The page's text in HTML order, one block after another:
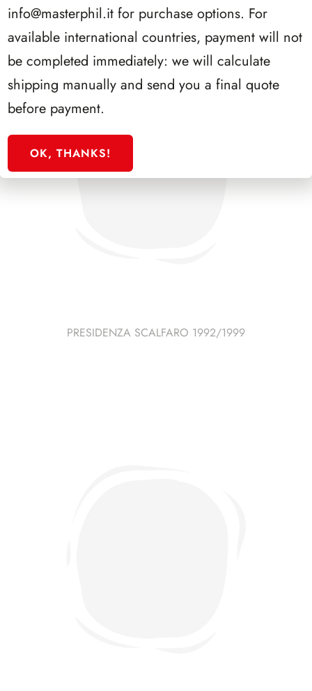
PRESIDENZA SCALFARO 1992/1999
info@masterphil.it for purchase options. For
available international countries, payment will not
be completed immediately: we will calculate
shipping manually and send you a final quote
before payment.
OK, THANKS!